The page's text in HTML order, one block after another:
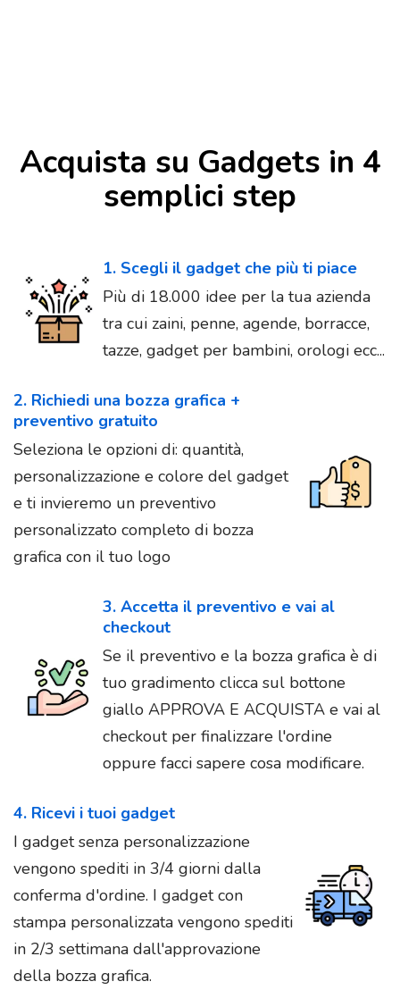
Acquista su Gadgets in 4
semplici step
1. Scegli il gadget che più ti piace
Più di 18.000 idee per la tua azienda
tra cui zaini, penne, agende, borracce,
tazze, gadget per bambini, orologi ecc...
2. Richiedi una bozza grafica +
preventivo gratuito
Seleziona le opzioni di: quantità,
personalizzazione e colore del gadget
e ti invieremo un preventivo
personalizzato completo di bozza
grafica con il tuo logo
3. Accetta il preventivo e vai al
checkout
Se il preventivo e la bozza grafica è di
tuo gradimento clicca sul bottone
giallo APPROVA E ACQUISTA e vai al
checkout per finalizzare l'ordine
oppure facci sapere cosa modificare.
4. Ricevi i tuoi gadget
I gadget senza personalizzazione
vengono spediti in 3/4 giorni dalla
conferma d'ordine. I gadget con
stampa personalizzata vengono spediti
in 2/3 settimana dall'approvazione
della bozza grafica.